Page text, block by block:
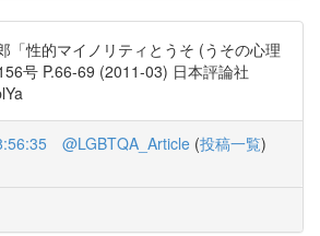
「性的マイノリティとうそ (うその心理
号 P.66-69 (2011-03) 日本評論社
@LGBTQA_Article (投稿一覧)